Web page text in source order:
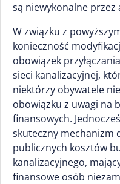
są niewykonalne
W związku z
konieczność
obowiązek
sieci kanalizacyjnej,
niektórzy obywatele
obowiązku z uwagi na
finansowych.
skuteczny mechanizm
publicznych kosztów
kanalizacyjnego,
finansowe osób